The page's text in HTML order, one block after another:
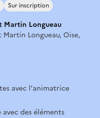
Sur inscription
Martin Longueau
Martin Longueau, Oise,
avec l'animatrice
des éléments